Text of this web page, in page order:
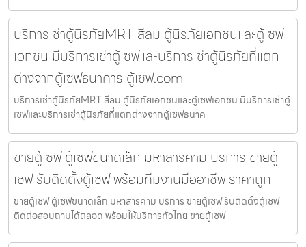
บริการเช่าตู้นิรภัยMRT สีลม ตู้นิรภัยเอกชนและตู้เซฟ
เอกชน มีบริการเช่าตู้เซฟและบริการเช่าตู้นิรภัยที่แตก
ต่างจากตู้เซฟธนาคาร ตู้เซฟ.com
บริการเช่าตู้นิรภัยMRT สีลม ตู้นิรภัยเอกชนและตู้เซฟเอกชน มีบริการเช่าตู้
เซฟและบริการเช่าตู้นิรภัยที่แตกต่างจากตู้เซฟธนาค
ขายตู้เซฟ ตู้เซฟขนาดเล็ก มหาสารคาม บริการ ขายตู้
เซฟ รับติดตั้งตู้เซฟ พร้อมทีมงานมืออาชีพ ราคาถูก
ขายตู้เซฟ ตู้เซฟขนาดเล็ก มหาสารคาม บริการ ขายตู้เซฟ รับติดตั้งตู้เซฟ
ติดต่อสอบถามได้ตลอด พร้อมให้บริการทั่วไทย ขายตู้เซฟ